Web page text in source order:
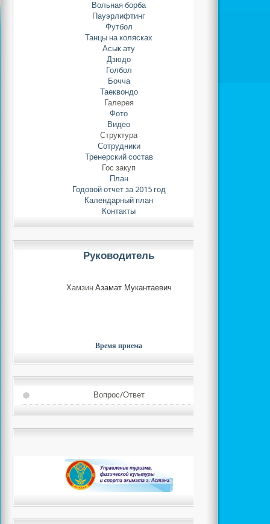
Вольная борба
Пауэрлифтинг
Футбол
Танцы на колясках
Асык ату
Дзюдо
Голбол
Бочча
Таеквондо
Галерея
Фото
Видео
Структура
Сотрудники
Тренерский состав
Гос закуп
План
Годовой отчет за 2015 год
Календарный план
Контакты
Руководитель
Хамзин Азамат Мукантаевич
Время приема
Вопрос/Ответ